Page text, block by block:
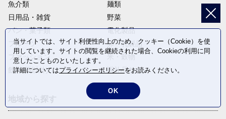
魚介類
麺類
日用品・雑貨
野菜
パン・菓子類
電化製品
フルーツ
卵・乳製品
ファッション
米・穀物
飲料(酒以外)
返礼品なし
当サイトでは、サイト利便性向上のため、クッキー（Cookie）を使
用しています。サイトの閲覧を継続された場合、Cookieの利用に同
意したことものといたします。
詳細についてはプライバシーポリシーをお読みください。
OK